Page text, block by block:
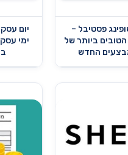
שופינג פסטיבל –
ביותר של
החדש
יום
ימי